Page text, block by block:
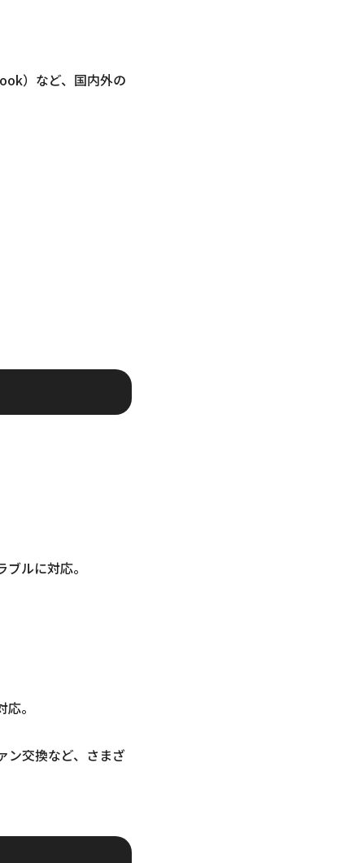
）など、国内外の
ルに対応。
。
ン交換など、さまざ